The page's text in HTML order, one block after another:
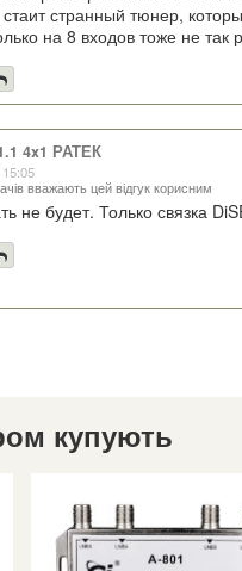
странный тюнер,
на 8 входов тоже не
4x1 РАТЕК
вважають цей відгук корисним
не будет. Только связка
купують